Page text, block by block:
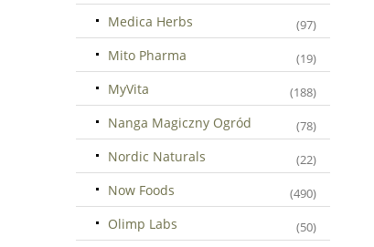
Medica Herbs (97)
Mito Pharma (19)
MyVita (188)
Nanga Magiczny Ogród (78)
Nordic Naturals (22)
Now Foods (490)
Olimp Labs (50)